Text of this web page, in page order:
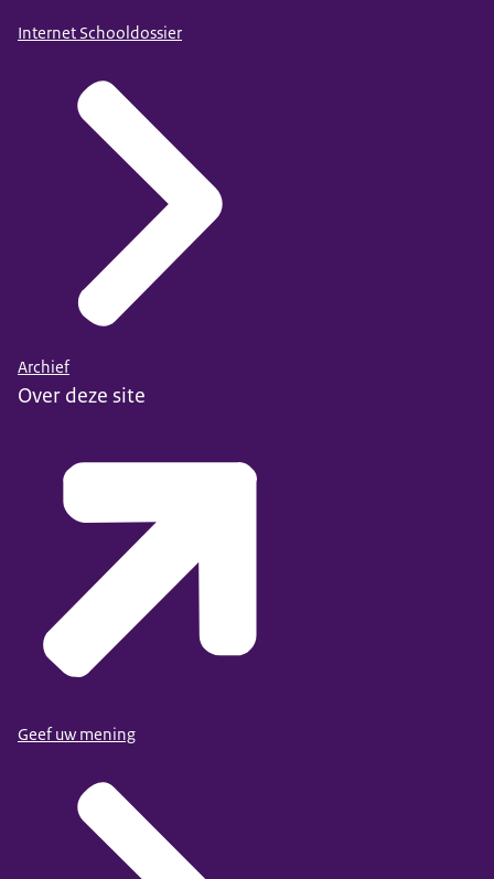
Internet Schooldossier
Archief
Over deze site
Geef uw mening